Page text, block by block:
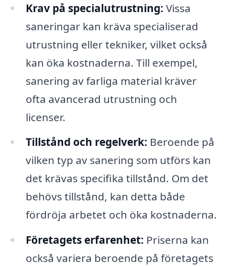
Krav på specialutrustning: Vissa
saneringar kan kräva specialiserad
utrustning eller tekniker, vilket också
kan öka kostnaderna. Till exempel,
sanering av farliga material kräver
ofta avancerad utrustning och
licenser.
Tillstånd och regelverk: Beroende på
vilken typ av sanering som utförs kan
det krävas specifika tillstånd. Om det
behövs tillstånd, kan detta både
fördröja arbetet och öka kostnaderna.
Företagets erfarenhet: Priserna kan
också variera beroende på företagets